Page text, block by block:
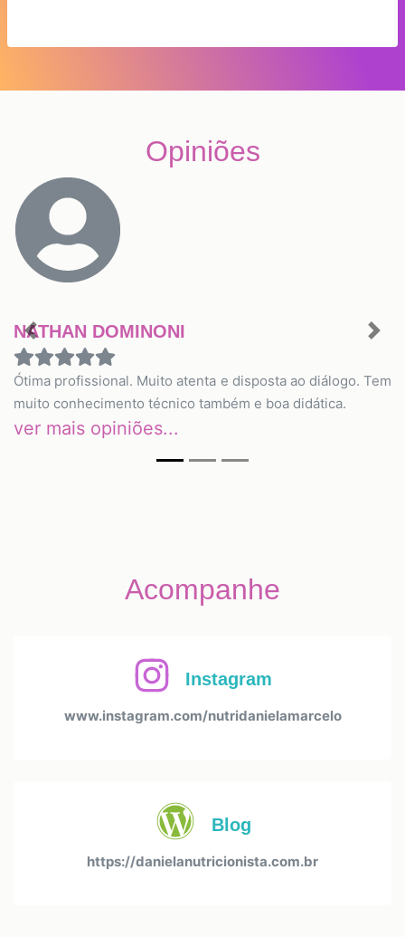
Opiniões
NATHAN DOMINONI
Ótima profissional. Muito atenta e disposta ao diálogo. Tem
muito conhecimento técnico também e boa didática.
ver mais opiniões...
Previous Next
Acompanhe
Instagram
www.instagram.com/nutridanielamarcelo
Blog
https://danielanutricionista.com.br